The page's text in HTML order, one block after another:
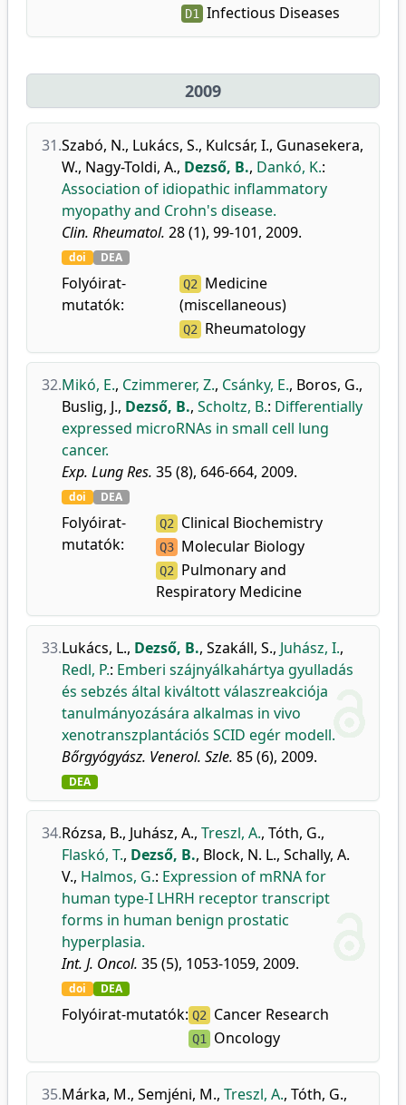
D1 Infectious Diseases
2009
31.Szabó, N., Lukács, S., Kulcsár, I., Gunasekera,
W., Nagy-Toldi, A., Dezső, B., Dankó, K.:
Association of idiopathic inflammatory
myopathy and Crohn's disease.
Clin. Rheumatol. 28 (1), 99-101, 2009.
doi DEA
Folyóirat-
mutatók:
Q2
Medicine
(miscellaneous)
Q2 Rheumatology
32.Mikó, E., Czimmerer, Z., Csánky, E., Boros, G.,
Buslig, J., Dezső, B., Scholtz, B.: Differentially
expressed microRNAs in small cell lung
cancer.
Exp. Lung Res. 35 (8), 646-664, 2009.
doi DEA
Folyóirat-
mutatók:
Q2 Clinical Biochemistry
Q3 Molecular Biology
Q2
Pulmonary and
Respiratory Medicine
33.Lukács, L., Dezső, B., Szakáll, S., Juhász, I.,
Redl, P.: Emberi szájnyálkahártya gyulladás
és sebzés által kiváltott válaszreakciója
tanulmányozására alkalmas in vivo
xenotranszplantációs SCID egér modell.
Bőrgyógyász. Venerol. Szle. 85 (6), 2009.
DEA
34.Rózsa, B., Juhász, A., Treszl, A., Tóth, G.,
Flaskó, T., Dezső, B., Block, N. L., Schally, A.
V., Halmos, G.: Expression of mRNA for
human type-I LHRH receptor transcript
forms in human benign prostatic
hyperplasia.
Int. J. Oncol. 35 (5), 1053-1059, 2009.
doi DEA
Folyóirat-mutatók: Q2 Cancer Research
Q1 Oncology
35.Márka, M., Semjéni, M., Treszl, A., Tóth, G.,